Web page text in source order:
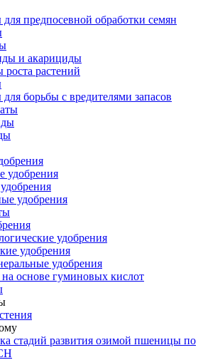
предпосевной обработки семян
и акарициды
роста растений
борьбы с вредителями запасов
удобрения
удобрения
удобрения
удобрения
удобрения
основе гуминовых кислот
стадий развития озимой пшеницы по